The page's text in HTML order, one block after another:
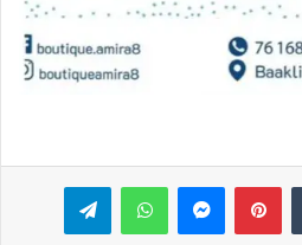
بينتيريستماسنجر واتساب تيلقرام